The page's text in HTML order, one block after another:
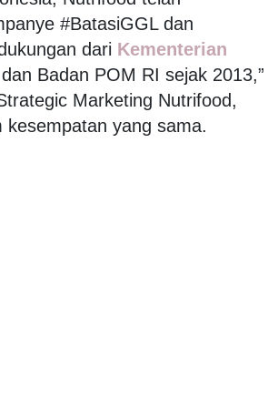
#BatasiGGL dan
dari Kementerian
Badan POM RI sejak 2013,”
Marketing Nutrifood,
kesempatan yang sama.